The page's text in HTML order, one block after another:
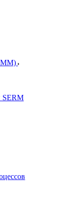
SERM